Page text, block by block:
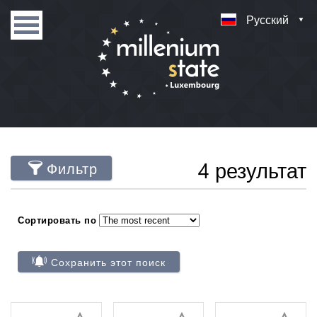
Русский
Фильтр 4 результат
Сортировать по
Сохранить этот поиск